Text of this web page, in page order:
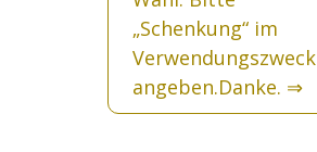
„Schenkung“ im
Verwendungszweck
angeben.Danke. ⇒